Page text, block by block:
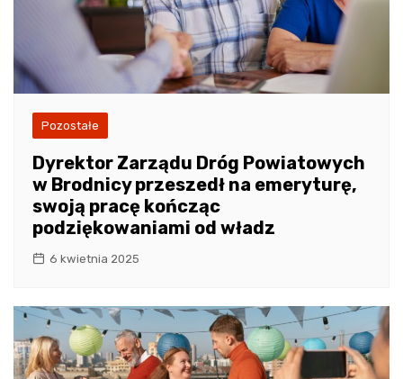
Pozostałe
Dyrektor Zarządu Dróg Powiatowych
w Brodnicy przeszedł na emeryturę,
swoją pracę kończąc
podziękowaniami od władz
6 kwietnia 2025